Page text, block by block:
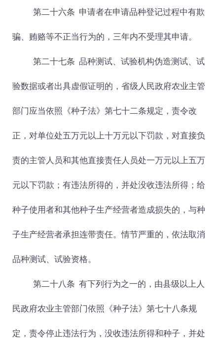
第二十六条 申请者在申请品种登记过程中有欺
骗、贿赂等不正当行为的，三年内不受理其申请。
第二十七条 品种测试、试验机构伪造测试、试
验数据或者出具虚假证明的，省级人民政府农业主管
部门应当依照《种子法》第七十二条规定，责令改
正，对单位处五万元以上十万元以下罚款，对直接负
责的主管人员和其他直接责任人员处一万元以上五万
元以下罚款；有违法所得的，并处没收违法所得；给
种子使用者和其他种子生产经营者造成损失的，与种
子生产经营者承担连带责任。情节严重的，依法取消
品种测试、试验资格。
第二十八条 有下列行为之一的，由县级以上人
民政府农业主管部门依照《种子法》第七十八条规
定，责令停止违法行为，没收违法所得和种子，并处